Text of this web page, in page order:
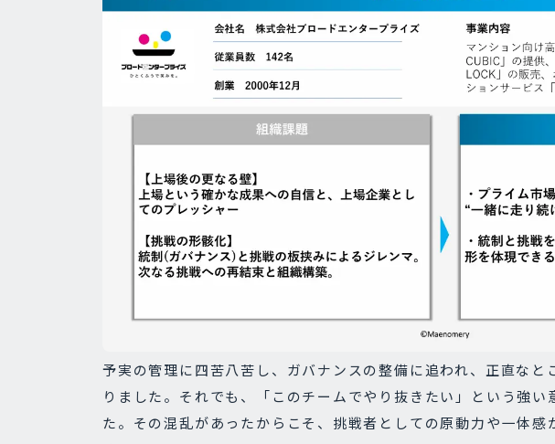
予実の管理に四苦八苦し、ガバナンスの整備に追われ、正直なと
りました。それでも、「このチームでやり抜きたい」という強い
た。その混乱があったからこそ、挑戦者としての原動力や一体感